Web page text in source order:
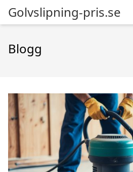
Golvslipning-pris.se
Blogg